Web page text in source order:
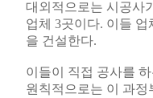
대외적으로는 시공사
업체 3곳이다. 이들
을 건설한다.
이들이 직접 공사를
원칙적으로는 이 과